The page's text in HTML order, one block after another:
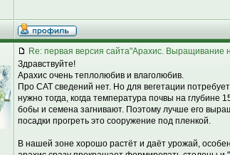
Re: первая версия сайта"Арахис. Выращивание
Здравствуйте!
Арахис очень теплолюбив и влаголюбив.
Про САТ сведений нет. Но для вегетации
нужно тогда, когда температура почвы на глубине
бобы и семена загнивают. Поэтому лучше его
посадки прогреть это сооружение под пленкой.
В нашей зоне хорошо растёт и даёт урожай,